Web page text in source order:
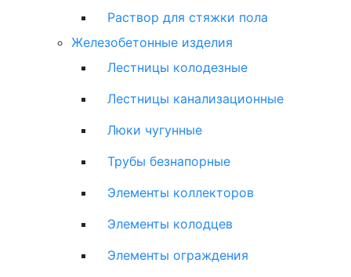
Раствор для стяжки пола
Железобетонные изделия
Лестницы колодезные
Лестницы канализационные
Люки чугунные
Трубы безнапорные
Элементы коллекторов
Элементы колодцев
Элементы ограждения